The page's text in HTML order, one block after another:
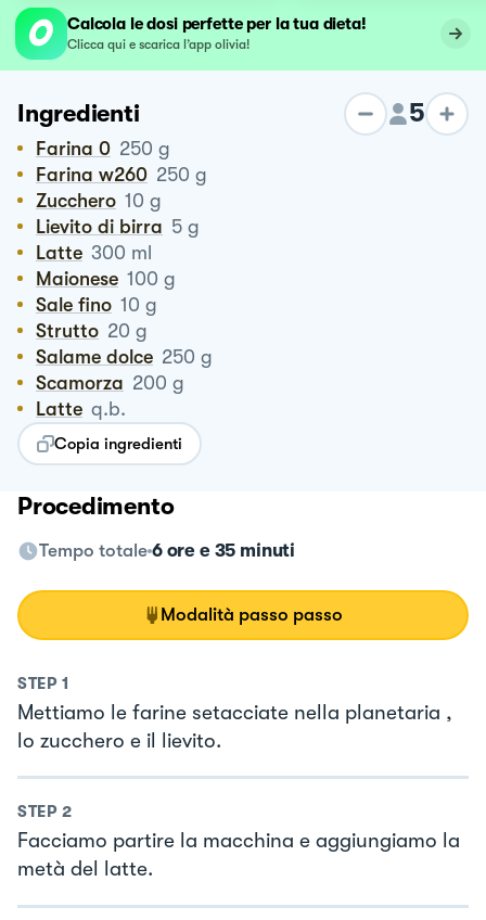
Calcola le dosi perfette per la tua dieta!
Clicca qui e scarica l’app olivia!
Ingredienti 5
Farina 0 250 g
Farina w260 250 g
Zucchero 10 g
Lievito di birra 5 g
Latte 300 ml
Maionese 100 g
Sale fino 10 g
Strutto 20 g
Salame dolce 250 g
Scamorza 200 g
Latte q.b.
Copia ingredienti
Procedimento
Tempo totale 6 ore e 35 minuti
Modalità passo passo
STEP 1
Mettiamo le farine setacciate nella planetaria ,
lo zucchero e il lievito.
STEP 2
Facciamo partire la macchina e aggiungiamo la
metà del latte.